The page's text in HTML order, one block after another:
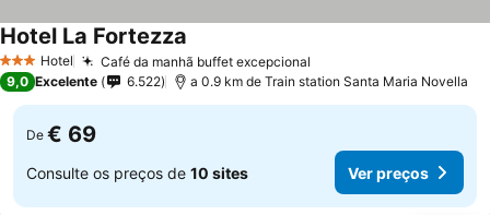
3 EstrelasHotel Café da manhã buffet excepcional
Hotel La Fortezza
9,0 Excelente 6.522 a 0.9 km de Train station Santa Maria Novella
De € 69
Consulte os preços de 10 sites Ver preços